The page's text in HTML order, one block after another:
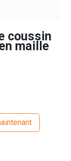
coussin
maille